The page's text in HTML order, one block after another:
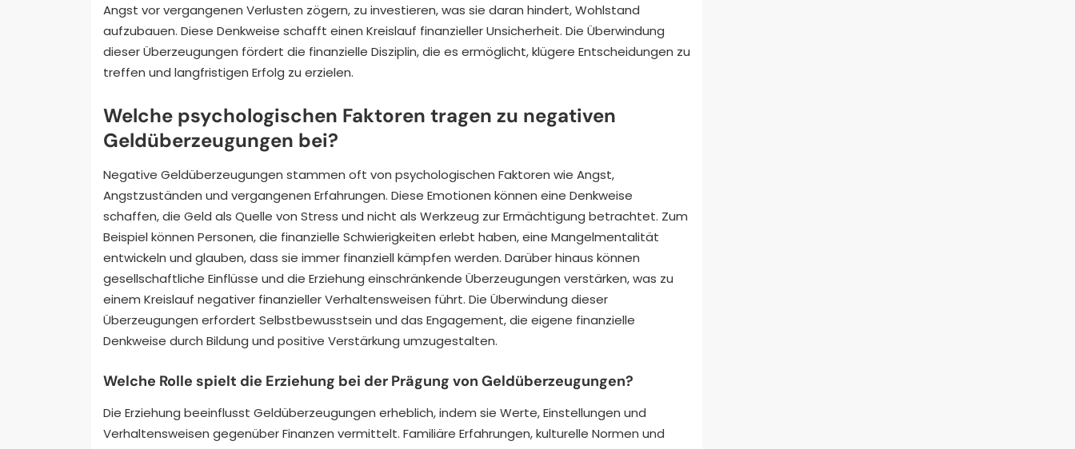
Angst vor vergangenen Verlusten zögern, zu investieren, was sie daran hindert, Wohlstand
aufzubauen. Diese Denkweise schafft einen Kreislauf finanzieller Unsicherheit. Die Überwindung
dieser Überzeugungen fördert die finanzielle Disziplin, die es ermöglicht, klügere Entscheidungen zu
treffen und langfristigen Erfolg zu erzielen.
Welche psychologischen Faktoren tragen zu negativen
Geldüberzeugungen bei?
Negative Geldüberzeugungen stammen oft von psychologischen Faktoren wie Angst,
Angstzuständen und vergangenen Erfahrungen. Diese Emotionen können eine Denkweise
schaffen, die Geld als Quelle von Stress und nicht als Werkzeug zur Ermächtigung betrachtet. Zum
Beispiel können Personen, die finanzielle Schwierigkeiten erlebt haben, eine Mangelmentalität
entwickeln und glauben, dass sie immer finanziell kämpfen werden. Darüber hinaus können
gesellschaftliche Einflüsse und die Erziehung einschränkende Überzeugungen verstärken, was zu
einem Kreislauf negativer finanzieller Verhaltensweisen führt. Die Überwindung dieser
Überzeugungen erfordert Selbstbewusstsein und das Engagement, die eigene finanzielle
Denkweise durch Bildung und positive Verstärkung umzugestalten.
Welche Rolle spielt die Erziehung bei der Prägung von Geldüberzeugungen?
Die Erziehung beeinflusst Geldüberzeugungen erheblich, indem sie Werte, Einstellungen und
Verhaltensweisen gegenüber Finanzen vermittelt. Familiäre Erfahrungen, kulturelle Normen und